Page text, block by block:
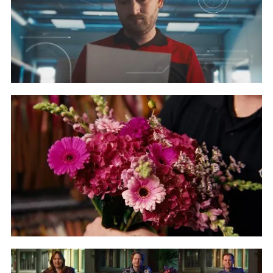
24HSpecialTools - Promotiefilm
Bekijk project
Floral Trade Group